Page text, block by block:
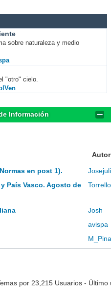
sobre naturaleza y medio
"otro" cielo.
Información
Autor
en post 1).
País Vasco. Agosto de
Josh
avispa
por 23,215 Usuarios - Último